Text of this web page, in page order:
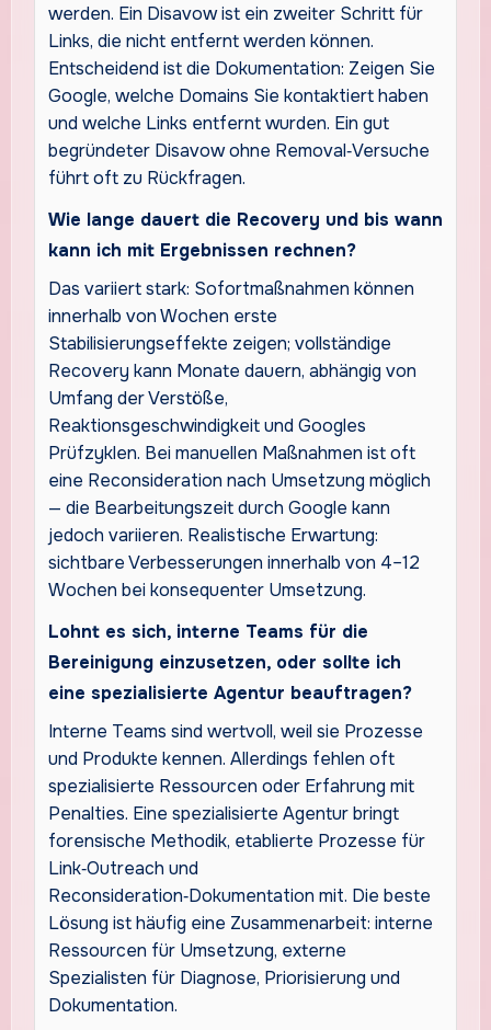
werden. Ein Disavow ist ein zweiter Schritt für
Links, die nicht entfernt werden können.
Entscheidend ist die Dokumentation: Zeigen Sie
Google, welche Domains Sie kontaktiert haben
und welche Links entfernt wurden. Ein gut
begründeter Disavow ohne Removal‑Versuche
führt oft zu Rückfragen.
Wie lange dauert die Recovery und bis wann
kann ich mit Ergebnissen rechnen?
Das variiert stark: Sofortmaßnahmen können
innerhalb von Wochen erste
Stabilisierungseffekte zeigen; vollständige
Recovery kann Monate dauern, abhängig von
Umfang der Verstöße,
Reaktionsgeschwindigkeit und Googles
Prüfzyklen. Bei manuellen Maßnahmen ist oft
eine Reconsideration nach Umsetzung möglich
— die Bearbeitungszeit durch Google kann
jedoch variieren. Realistische Erwartung:
sichtbare Verbesserungen innerhalb von 4–12
Wochen bei konsequenter Umsetzung.
Lohnt es sich, interne Teams für die
Bereinigung einzusetzen, oder sollte ich
eine spezialisierte Agentur beauftragen?
Interne Teams sind wertvoll, weil sie Prozesse
und Produkte kennen. Allerdings fehlen oft
spezialisierte Ressourcen oder Erfahrung mit
Penalties. Eine spezialisierte Agentur bringt
forensische Methodik, etablierte Prozesse für
Link‑Outreach und
Reconsideration‑Dokumentation mit. Die beste
Lösung ist häufig eine Zusammenarbeit: interne
Ressourcen für Umsetzung, externe
Spezialisten für Diagnose, Priorisierung und
Dokumentation.